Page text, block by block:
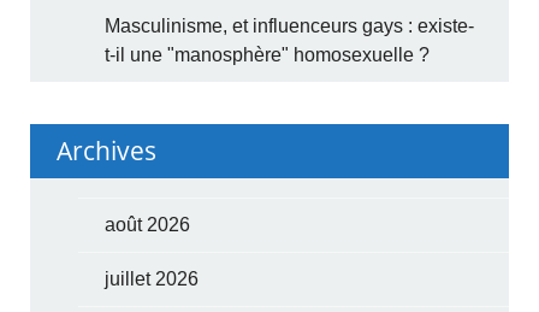
Masculinisme, et influenceurs gays : existe-
t-il une "manosphère" homosexuelle ?
Archives
août 2026
juillet 2026